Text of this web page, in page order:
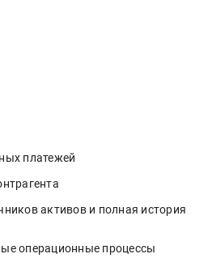
платежей
активов и полная история
операционные процессы